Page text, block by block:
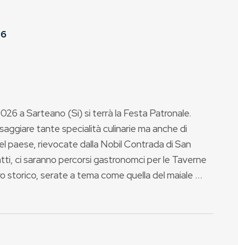
a Sarteano (Si) si terrà la Festa Patronale.
tante specialità culinarie ma anche di
paese, rievocate dalla Nobil Contrada di San
ci saranno percorsi gastronomci per le Taverne
storico, serate a tema come quella del maiale ...